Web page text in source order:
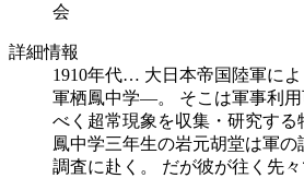
会
詳細情報
1910年代… 大日本帝国陸軍に
軍栖鳳中学—。 そこは軍事利
べく超常現象を収集・研究する
鳳中学三年生の岩元胡堂は軍
調査に赴く。 だが彼が往く先